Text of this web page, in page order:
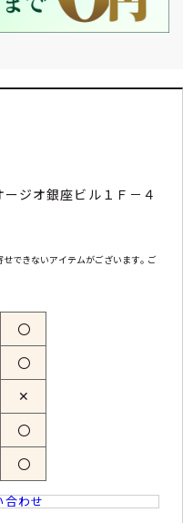
ジオ銀座ビル１Ｆ－４
できないアイテムがございます｡ ご
〇
〇
✕
〇
〇
合わせ